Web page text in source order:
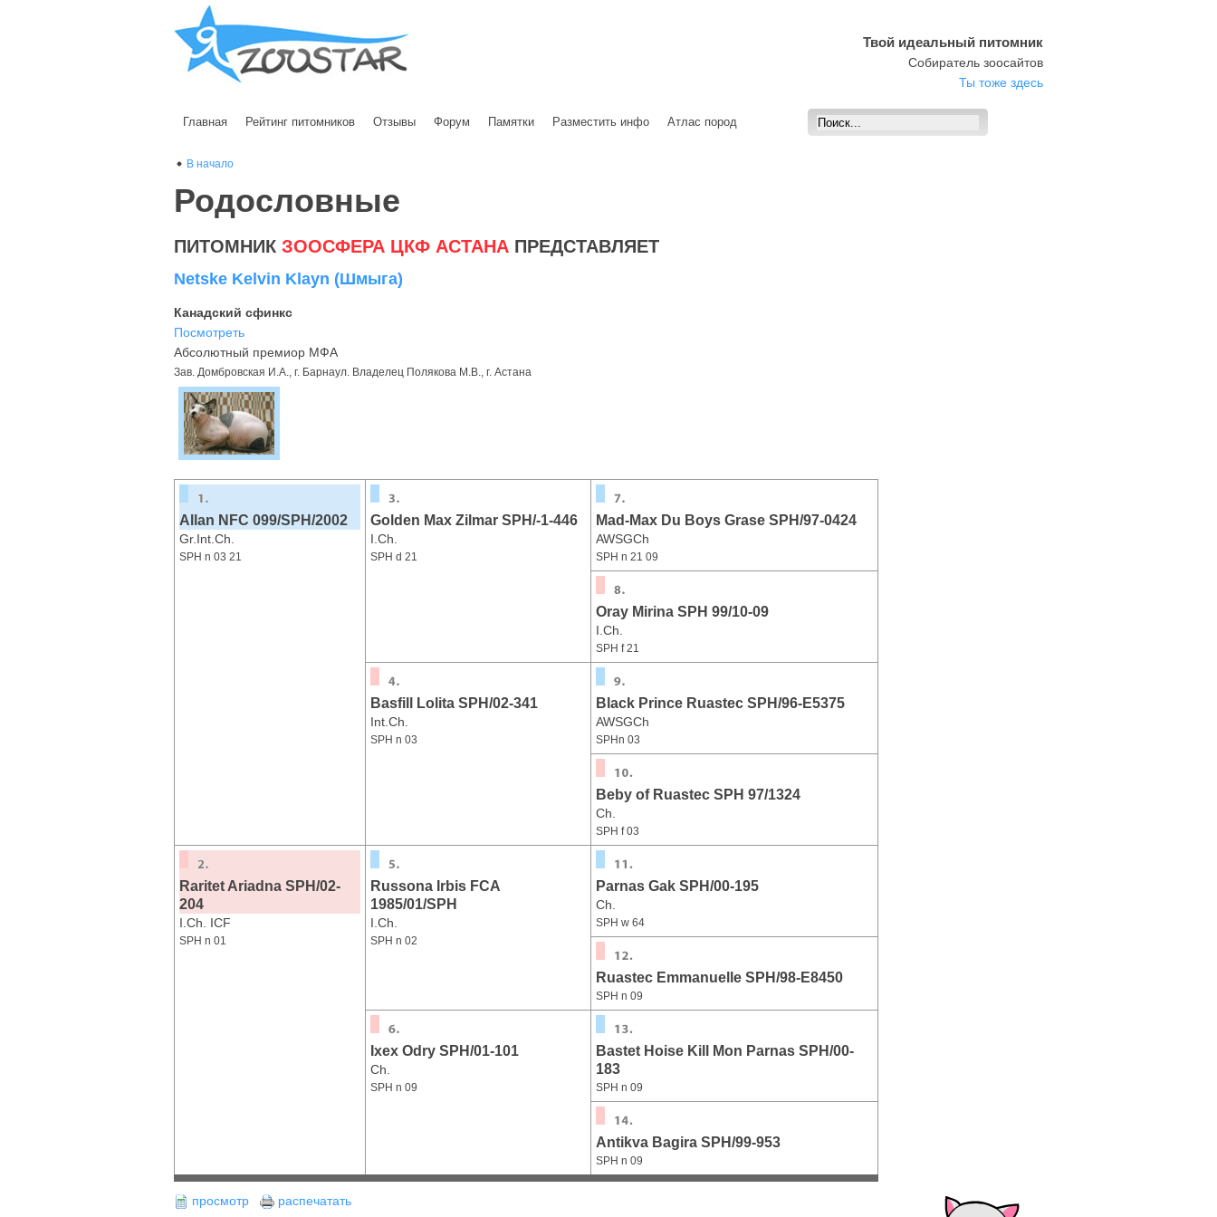
Твой идеальный питомник
Собиратель зоосайтов
Ты тоже здесь
Главная Рейтинг питомников Отзывы Форум Памятки Разместить инфо Атлас пород
В начало
Родословные
ПИТОМНИК ЗООСФЕРА ЦКФ АСТАНА ПРЕДСТАВЛЯЕТ
Netske Kelvin Klayn (Шмыга)
Канадский сфинкс
Посмотреть
Абсолютный премиор МФА
Зав. Домбровская И.А., г. Барнаул. Владелец Полякова М.В., г. Астана
Allan NFC 099/SPH/2002
Gr.Int.Ch.
SPH n 03 21
Golden Max Zilmar SPH/-1-446
I.Ch.
SPH d 21
Mad-Max Du Boys Grase SPH/97-0424
AWSGCh
SPH n 21 09
Oray Mirina SPH 99/10-09
I.Ch.
SPH f 21
Basfill Lolita SPH/02-341
Int.Ch.
SPH n 03
Black Prince Ruastec SPH/96-E5375
AWSGCh
SPHn 03
Beby of Ruastec SPH 97/1324
Ch.
SPH f 03
Raritet Ariadna SPH/02-
204
I.Ch. ICF
SPH n 01
Russona Irbis FCA
1985/01/SPH
I.Ch.
SPH n 02
Parnas Gak SPH/00-195
Ch.
SPH w 64
Ruastec Emmanuelle SPH/98-E8450
SPH n 09
Ixex Odry SPH/01-101
Ch.
SPH n 09
Bastet Hoise Kill Mon Parnas SPH/00-
183
SPH n 09
Antikva Bagira SPH/99-953
SPH n 09
просмотр распечатать